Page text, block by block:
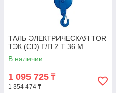
ТАЛЬ ЭЛЕКТРИЧЕСКАЯ TOR
ТЭК (CD) Г/П 2 Т 36 М
В наличии
1 095 725 ₸
1 354 474 ₸